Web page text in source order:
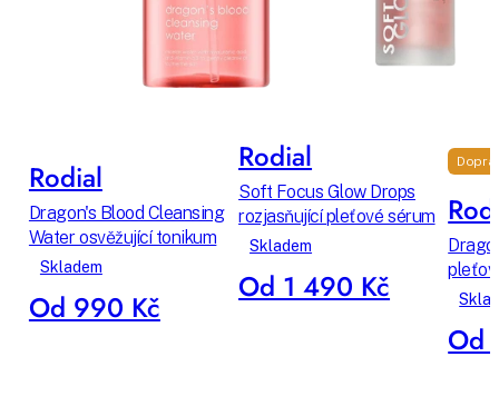
Rodial
Dragon's Blood Cleansing
Water osvěžující tonikum
Skladem
Od 990 Kč
Rodial
Soft Focus Glow Drops
rozjasňující pleťové sérum
Skladem
Od 1 490 Kč
Od